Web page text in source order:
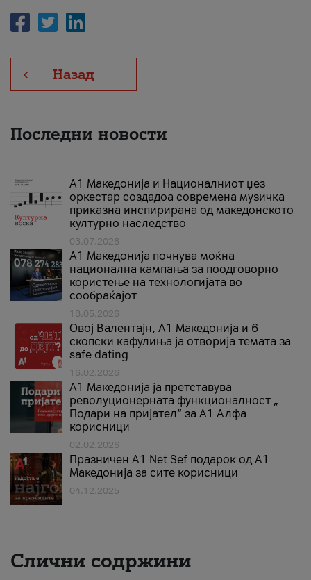
Назад
Последни новости
А1 Македонија и Националниот џез
оркестар создадоа современа музичка
приказна инспирирана од македонското
културно наследство
03.07.2026
A1 Македонија почнува моќна
национална кампања за поодговорно
користење на технологијата во
сообраќајот
18.05.2026
Овој Валентајн, A1 Македонија и 6
скопски кафулиња ја отворија темата за
safe dating
16.02.2026
А1 Македонија ја претставува
револуционерната функционалност „
Подари на пријател“ за А1 Алфа
корисници
02.02.2026
Празничен A1 Net Sеf подарок од А1
Македонија за сите корисници
04.12.2025
Слични содржини